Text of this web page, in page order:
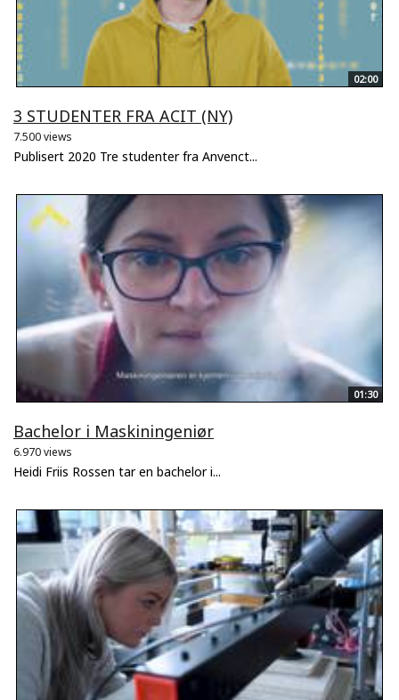
02:00
3 STUDENTER FRA ACIT (NY)
7.500 views
Publisert 2020 Tre studenter fra Anvenct...
01:30
Bachelor i Maskiningeniør
6.970 views
Heidi Friis Rossen tar en bachelor i...